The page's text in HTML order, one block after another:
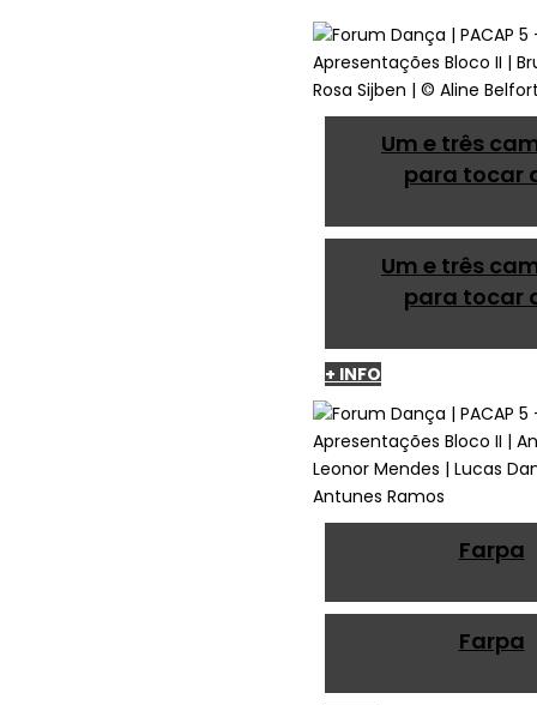
Um e três
para tocar
Um e três
para tocar
+ INFO
Farpa
Farpa